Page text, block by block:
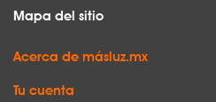
Mapa del sitio
Acerca de másluz.mx
Tu cuenta